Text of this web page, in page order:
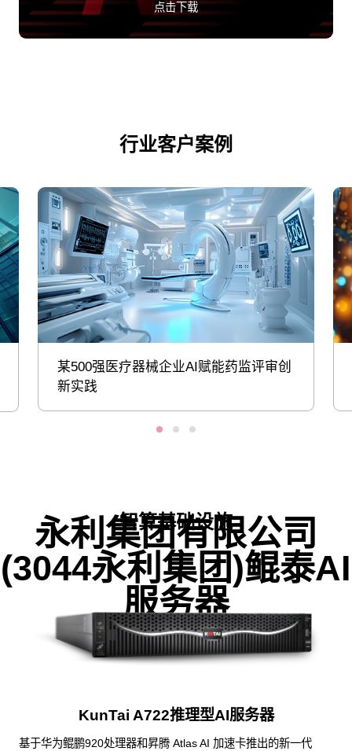
点击下载
行业客户案例
某500强医疗器械企业AI赋能药监评审创
新实践
智算基础设施
永利集团有限公司
(3044永利集团)鲲泰AI
服务器
KunTai A722推理型AI服务器
基于华为鲲鹏920处理器和昇腾 Atlas AI 加速卡推出的新一代